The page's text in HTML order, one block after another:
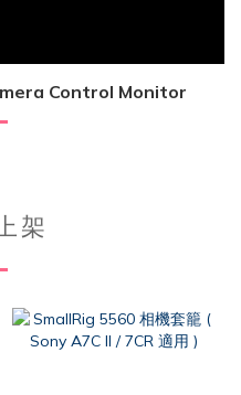
Control Monitor
架